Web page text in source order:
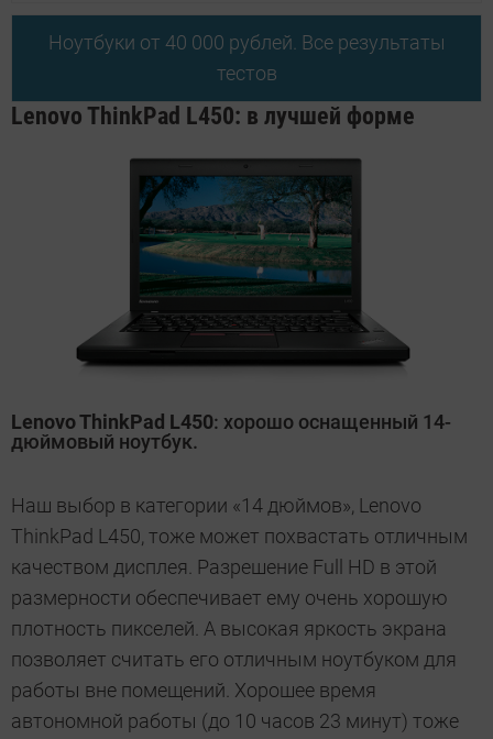
Ноутбуки от 40 000 рублей. Все результаты
тестов
Lenovo ThinkPad L450: в лучшей форме
Lenovo ThinkPad L450: хорошо оснащенный 14-
дюймовый ноутбук.
Наш выбор в категории «14 дюймов», Lenovo
ThinkPad L450, тоже может похвастать отличным
качеством дисплея. Разрешение Full HD в этой
размерности обеспечивает ему очень хорошую
плотность пикселей. А высокая яркость экрана
позволяет считать его отличным ноутбуком для
работы вне помещений. Хорошее время
автономной работы (до 10 часов 23 минут) тоже